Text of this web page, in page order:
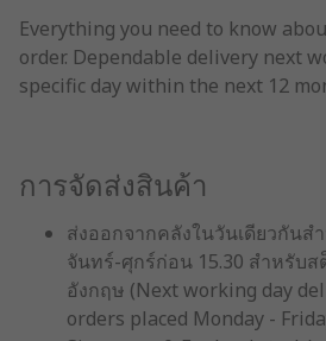
Everything you need to know
order. Dependable delivery next
specific day within the next 12
การจัดส่งสินค้า
ส่งออกจากคลังในวันเดียวกัน
จันทร์-ศุกร์ก่อน 15.30 สำหรับ
อังกฤษ (Next working day
orders placed Monday -